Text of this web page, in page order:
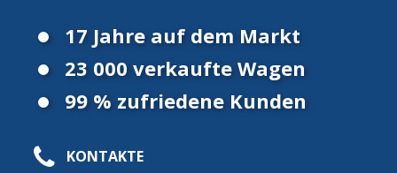
17 Jahre auf dem Markt
23 000 verkaufte Wagen
99 % zufriedene Kunden
KONTAKTE